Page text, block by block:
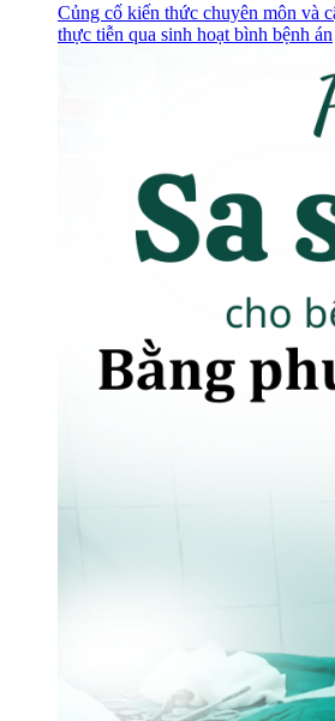
Củng cố kiến thức chuyên môn và
thực tiễn qua sinh hoạt bình bệnh án